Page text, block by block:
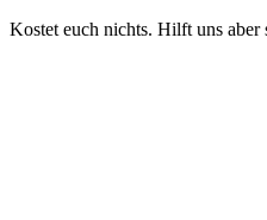
Kostet euch nichts. Hilft uns aber